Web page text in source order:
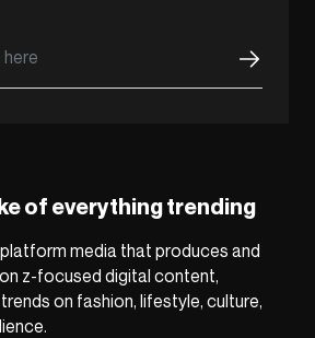
of everything trending
media that produces and
z-focused digital content,
on fashion, lifestyle, culture,